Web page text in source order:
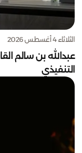
الثلاثاء 4 أغسطس 2026
عبدالله بن سالم
التنفيذي